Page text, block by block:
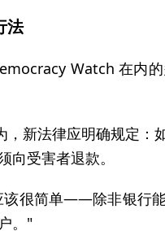
法
Watch 在内
，新法律应明确规定：
向受害者退款。
该很简单——除非银行
。"